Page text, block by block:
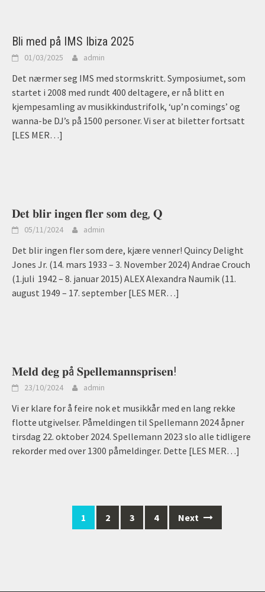
Bli med på IMS Ibiza 2025
01/03/2025 admin
Det nærmer seg IMS med stormskritt. Symposiumet, som
startet i 2008 med rundt 400 deltagere, er nå blitt en
kjempesamling av musikkindustrifolk, ‘up’n comings’ og
wanna-be DJ’s på 1500 personer. Vi ser at biletter fortsatt
[LES MER…]
𝐃𝐞𝐭 𝐛𝐥𝐢𝐫 𝐢𝐧𝐠𝐞𝐧 𝐟𝐥𝐞𝐫 𝐬𝐨𝐦 𝐝𝐞𝐠, 𝐐
05/11/2024 admin
Det blir ingen fler som dere, kjære venner! Quincy Delight
Jones Jr. (14. mars 1933 – 3. November 2024) Andrae Crouch
(1.juli 1942 – 8. januar 2015) ALEX Alexandra Naumik (11.
august 1949 – 17. september [LES MER…]
𝐌𝐞𝐥𝐝 𝐝𝐞𝐠 𝐩å 𝐒𝐩𝐞𝐥𝐥𝐞𝐦𝐚𝐧𝐧𝐬𝐩𝐫𝐢𝐬𝐞𝐧!
23/10/2024 admin
Vi er klare for å feire nok et musikkår med en lang rekke
flotte utgivelser. Påmeldingen til Spellemann 2024 åpner
tirsdag 22. oktober 2024. Spellemann 2023 slo alle tidligere
rekorder med over 1300 påmeldinger. Dette [LES MER…]
1 2 3 4 Next